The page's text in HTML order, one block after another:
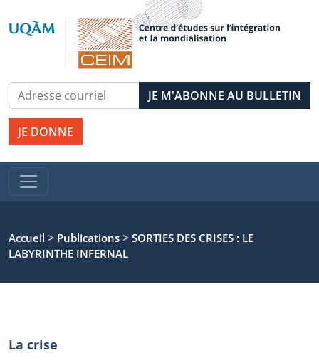
JE DONNE
Accueil > Publications > SORTIES DES CRISES : LE
LABYRINTHE INFERNAL
La crise